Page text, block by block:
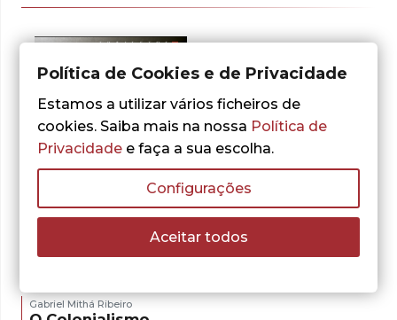
Gabriel Mithá Ribeiro
Política de Cookies e de Privacidade
Estamos a utilizar vários ficheiros de
cookies. Saiba mais na nossa Política de
Privacidade e faça a sua escolha.
Configurações
Aceitar todos